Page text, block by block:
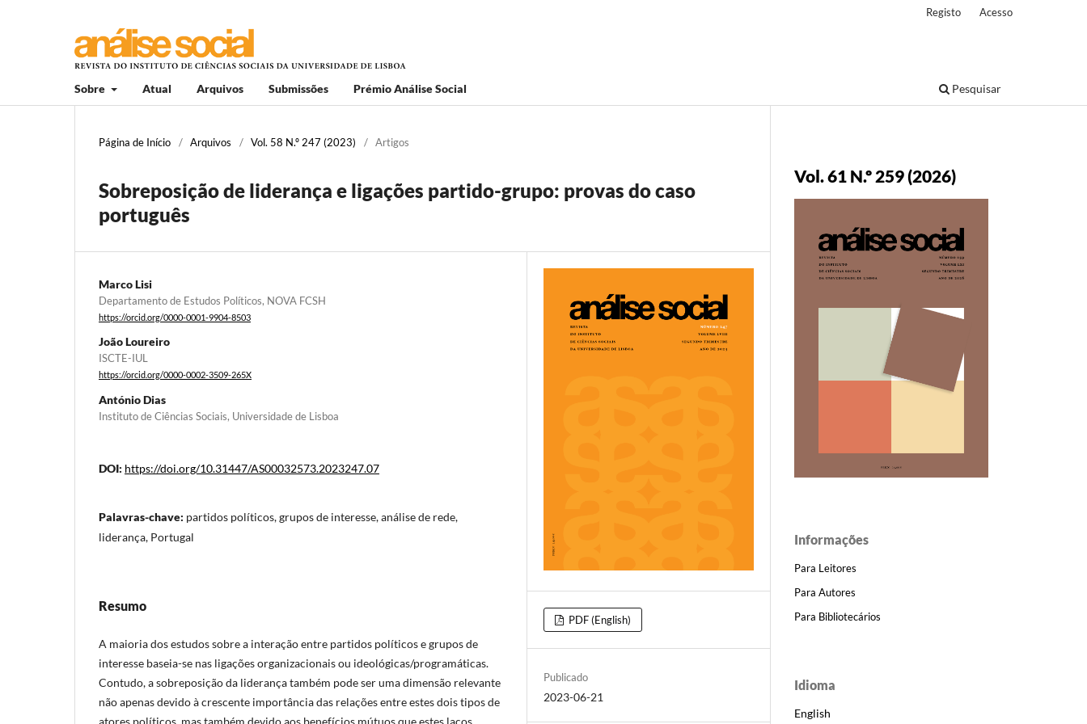
Sobre Atual Arquivos Submissões Prémio Análise Social Pesquisar
Registo Acesso
Página de Início / Arquivos / Vol. 58 N.º 247 (2023) / Artigos
Sobreposição de liderança e ligações partido-grupo: provas do caso
português
Marco Lisi
Departamento de Estudos Políticos, NOVA FCSH
https://orcid.org/0000-0001-9904-8503
João Loureiro
ISCTE-IUL
https://orcid.org/0000-0002-3509-265X
António Dias
Instituto de Ciências Sociais, Universidade de Lisboa
DOI: https://doi.org/10.31447/AS00032573.2023247.07
Palavras-chave: partidos políticos, grupos de interesse, análise de rede,
liderança, Portugal
Resumo
A maioria dos estudos sobre a interação entre partidos políticos e grupos de
interesse baseia-se nas ligações organizacionais ou ideológicas/programáticas.
Contudo, a sobreposição da liderança também pode ser uma dimensão relevante
não apenas devido à crescente importância das relações entre estes dois tipos de
atores políticos, mas também devido aos benefícios mútuos que estes laços
PDF (English)
Publicado
2023-06-21
Vol. 61 N.º 259 (2026)
Informações
Para Leitores
Para Autores
Para Bibliotecários
Idioma
English